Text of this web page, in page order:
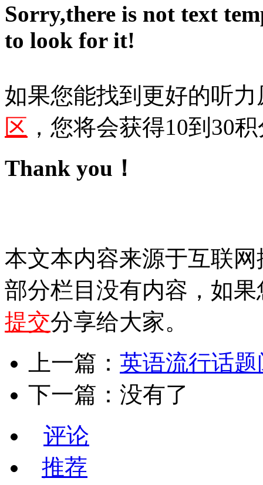
Sorry,there is not text
to look for it!
如果您能找到更好的听
区 ，您将会获得10到30
Thank you！
本文本内容来源于互联
部分栏目没有内容，如
提交分享给大家。
上一篇： 英语流行话题
下一篇：没有了
评论
推荐